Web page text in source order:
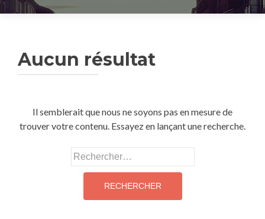
Aucun résultat
Il semblerait que nous ne soyons pas en mesure de
trouver votre contenu. Essayez en lançant une recherche.
Rechercher :